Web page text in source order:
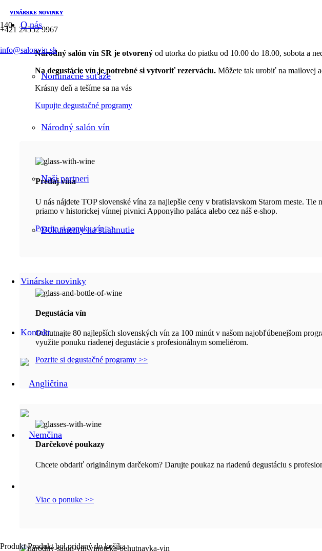
+421 24552 9967
info@salonvin.sk
O nás
Nominačné súťaže
Národný salón vín
Naši partneri
Dokumenty na stiahnutie
Vinárske novinky
Kontakt
ProduktProduktbol pridaný do košíka.
Národný salón vín SR je otvorený od utorka do piatku od 10.00 do 18.00, sobota a
Na degustácie vín je potrebné si vytvoriť rezerváciu. Môžete tak urobiť na mailovej
Krásny deň a tešíme sa na vás
Kupujte degustačné programy
Predaj vína
U nás nájdete TOP slovenské vína za najlepšie ceny v bratislavskom Starom meste.
priamo v historickej vínnej pivnici Apponyiho paláca alebo cez náš e-shop.
Pozrite si ponuku vín >>
Degustácia vín
Ochutnajte 80 najlepších slovenských vín za 100 minút v našom najobľúbenejšom
využite ponuku riadenej degustácie s profesionálnym someliérom.
Pozrite si degustačné programy >>
Darčekové poukazy
Chcete obdariť originálnym darčekom? Darujte poukaz na riadenú degustáciu s
Viac o ponuke >>
VINÁRSKE NOVINKY
VINÁRSKE NOVINKY
VINÁRSKE NOVINKY